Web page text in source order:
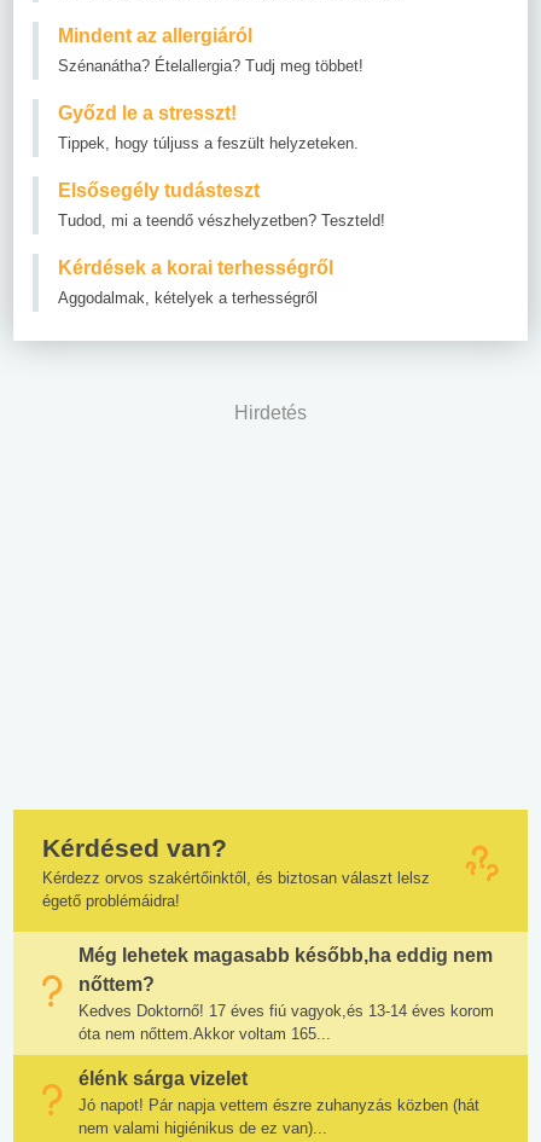
Mindent az allergiáról
Szénanátha? Ételallergia? Tudj meg többet!
Győzd le a stresszt!
Tippek, hogy túljuss a feszült helyzeteken.
Elsősegély tudásteszt
Tudod, mi a teendő vészhelyzetben? Teszteld!
Kérdések a korai terhességről
Aggodalmak, kételyek a terhességről
Hirdetés
Kérdésed van?
Kérdezz orvos szakértőinktől, és biztosan választ lelsz
égető problémáidra!
Még lehetek magasabb később,ha eddig nem
nőttem?
Kedves Doktornő! 17 éves fiú vagyok,és 13-14 éves korom
óta nem nőttem.Akkor voltam 165...
élénk sárga vizelet
Jó napot! Pár napja vettem észre zuhanyzás közben (hát
nem valami higiénikus de ez van)...